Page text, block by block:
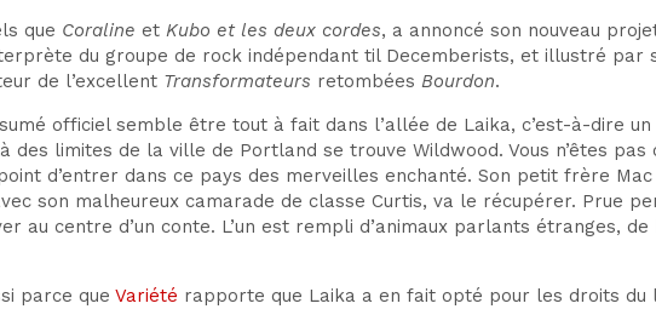
que Coraline et Kubo et les deux cordes, a annoncé son nouveau
du groupe de rock indépendant til Decemberists, et illustré par
de l’excellent Transformateurs retombées Bourdon.
officiel semble être tout à fait dans l’allée de Laika, c’est-à-dire
limites de la ville de Portland se trouve Wildwood. Vous n’êtes pas
d’entrer dans ce pays des merveilles enchanté. Son petit frère
son malheureux camarade de classe Curtis, va le récupérer. Prue
centre d’un conte. L’un est rempli d’animaux parlants étranges,
parce que Variété rapporte que Laika a en fait opté pour les droits du